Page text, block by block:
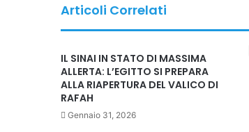
Articoli Correlati
IL SINAI IN STATO DI MASSIMA
ALLERTA: L’EGITTO SI PREPARA
ALLA RIAPERTURA DEL VALICO DI
RAFAH
Gennaio 31, 2026